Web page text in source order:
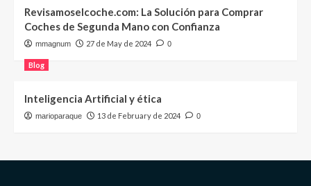
Revisamoselcoche.com: La Solución para Comprar
Coches de Segunda Mano con Confianza
mmagnum 27 de May de 2024 0
Blog
Inteligencia Artificial y ética
marioparaque 13 de February de 2024 0